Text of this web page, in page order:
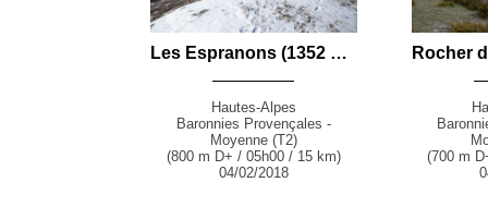
Les Espranons (1352 m) par le Clôt des Chats depuis le Vallon du Torrent des Vignes (Ribiers - D942)
Hautes-Alpes
Baronnies Provençales -
Moyenne (T2)
(800 m D+ / 05h00 / 15 km)
04/02/2018
(700 m